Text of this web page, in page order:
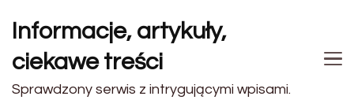
Informacje, artykuły,
ciekawe treści
Sprawdzony serwis z intrygującymi wpisami.